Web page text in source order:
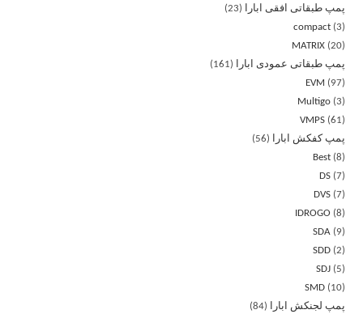
پمپ طبقاتی افقی ابارا
23
compact 3
MATRIX 20
پمپ طبقاتی عمودی ابارا
161
EVM
97
Multigo 3
VMPS 61
پمپ کفکش ابارا
56
Best 8
DS 7
DVS 7
IDROGO
8
SDA
9
SDD 2
SDJ
5
SMD
10
پمپ لجنکش ابارا
84